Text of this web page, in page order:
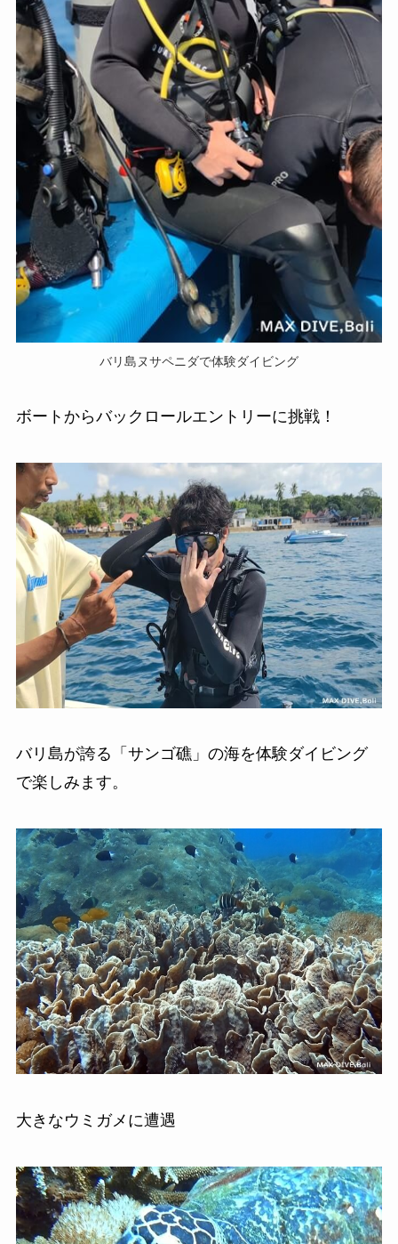
バリ島ヌサペニダで体験ダイビング
ボートからバックロールエントリーに挑戦！
バリ島が誇る「サンゴ礁」の海を体験ダイビング
で楽しみます。
大きなウミガメに遭遇